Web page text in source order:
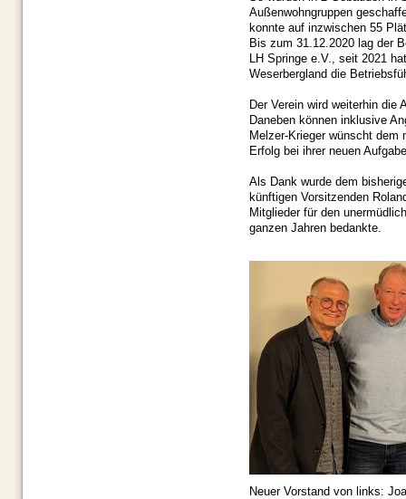
Außenwohngruppen
konnte auf inzwischen 55
Bis zum 31.12.2020 lag der
LH Springe e.V., seit 2021
Weserbergland die
Der Verein wird weiterhin die
Daneben können inklusive
Melzer-Krieger wünscht dem
Erfolg bei ihrer neuen
Als Dank wurde dem
künftigen Vorsitzenden
Mitglieder für den
ganzen Jahren bedankte.
Neuer Vorstand von links: